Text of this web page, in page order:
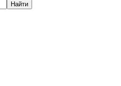
Найти